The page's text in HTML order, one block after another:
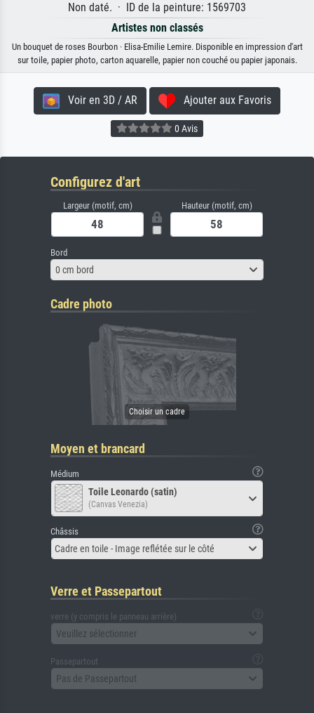
Non daté. · ID de la peinture: 1569703
Artistes non classés
Un bouquet de roses Bourbon · Elisa-Emilie Lemire. Disponible en impression d'art
sur toile, papier photo, carton aquarelle, papier non couché ou papier japonais.
Voir en 3D / AR Ajouter aux Favoris
0 Avis
Configurez d'art
Largeur (motif, cm) Hauteur (motif, cm)
Bord
0 cm bord
Cadre photo
Moyen et brancard
Médium
Toile Leonardo (satin)
(Canvas Venezia)
Châssis
Cadre en toile - Image reflétée sur le côté
Verre et Passepartout
verre (y compris le panneau arrière)
Veuillez sélectionner
Passepartout
Pas de Passepartout